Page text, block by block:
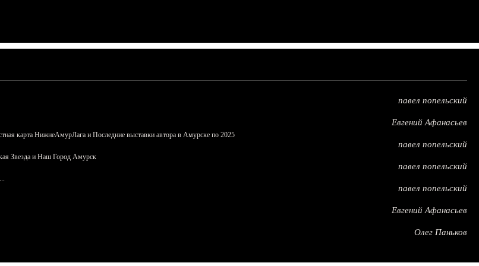
павел попельский
Евгений Афанасьев
карта НижнеАмурЛага и Последние выставки автора в Амурске по 2025
павел попельский
Звезда и Наш Город Амурск
павел попельский
павел попельский
Евгений Афанасьев
Олег Паньков